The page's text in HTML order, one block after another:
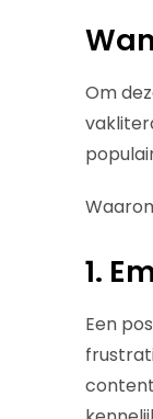
Om
1.
Een